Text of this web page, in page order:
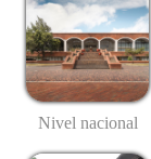
Nivel nacional